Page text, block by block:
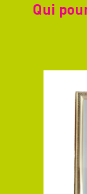
Qui